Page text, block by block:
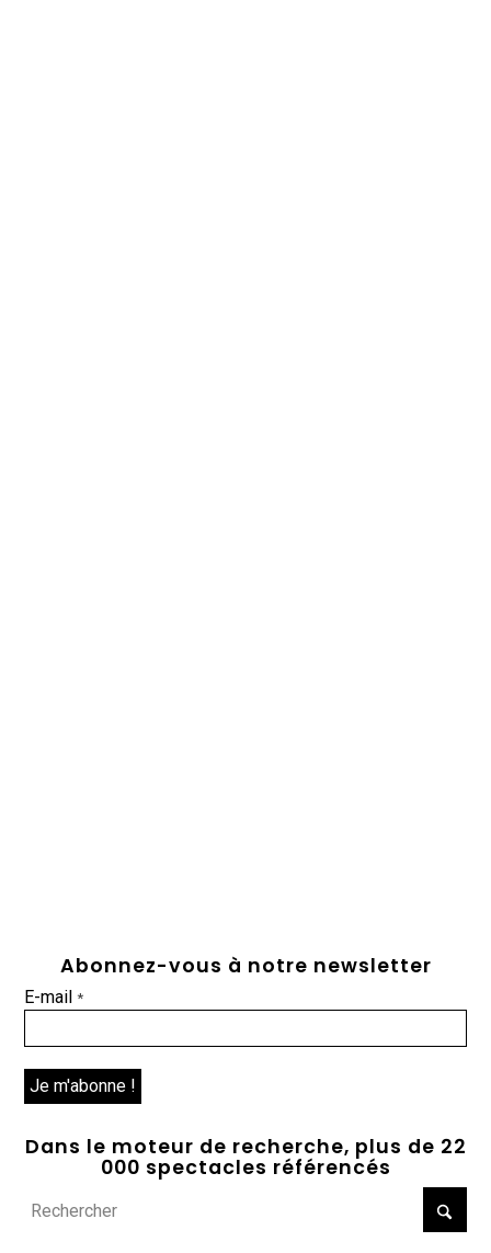
Abonnez-vous à notre newsletter
E-mail*
Dans le moteur de recherche, plus de 22
000 spectacles référencés